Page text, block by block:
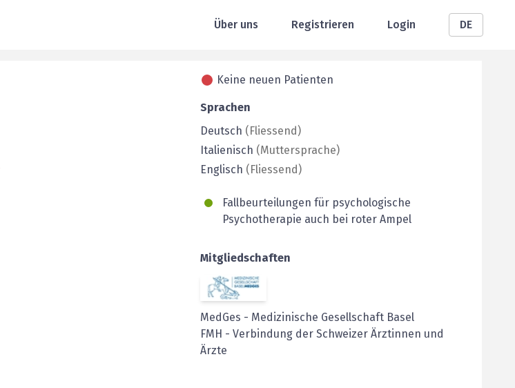
Über uns Registrieren Login DE
Keine neuen Patienten
Sprachen
Deutsch (Fliessend)
Italienisch (Muttersprache)
Englisch (Fliessend)
Fallbeurteilungen für psychologische
Psychotherapie auch bei roter Ampel
Mitgliedschaften
MedGes - Medizinische Gesellschaft Basel
FMH - Verbindung der Schweizer Ärztinnen und
Ärzte